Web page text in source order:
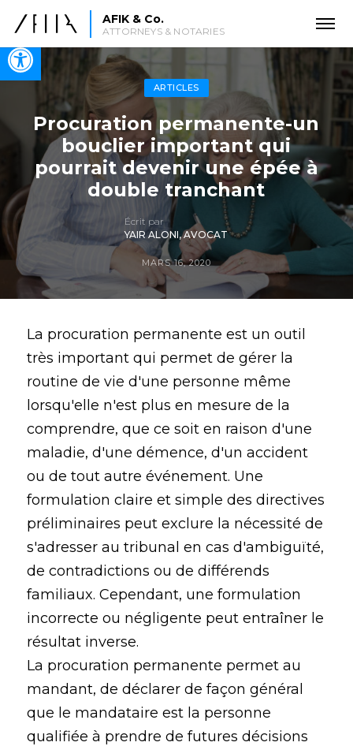
Open toolbar
AFIK & Co.
ATTORNEYS & NOTARIES
ARTICLES
Procuration permanente-un
bouclier important qui
pourrait devenir une épée à
double tranchant
Écrit par
YAIR ALONI, AVOCAT
MARS 16, 2020
La procuration permanente est un outil
très important qui permet de gérer la
routine de vie d'une personne même
lorsqu'elle n'est plus en mesure de la
comprendre, que ce soit en raison d'une
maladie, d'une démence, d'un accident
ou de tout autre événement. Une
formulation claire et simple des directives
préliminaires peut exclure la nécessité de
s'adresser au tribunal en cas d'ambiguïté,
de contradictions ou de différends
familiaux. Cependant, une formulation
incorrecte ou négligente peut entraîner le
résultat inverse.
La procuration permanente permet au
mandant, de déclarer de façon général
que le mandataire est la personne
qualifiée à prendre de futures décisions